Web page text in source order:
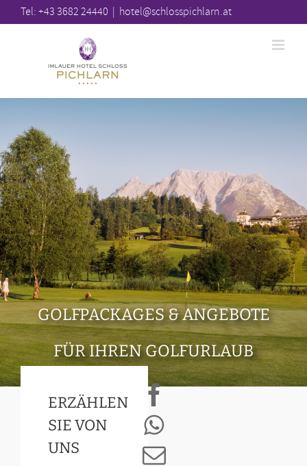
Zum
Inhalt
GOLFPACKAGES & ANGEBOTE
FÜR IHREN GOLFURLAUB
ERZÄHLEN
SIE VON
UNS
Area
Tel: +43 3682 24440 | hotel@schlosspichlarn.at